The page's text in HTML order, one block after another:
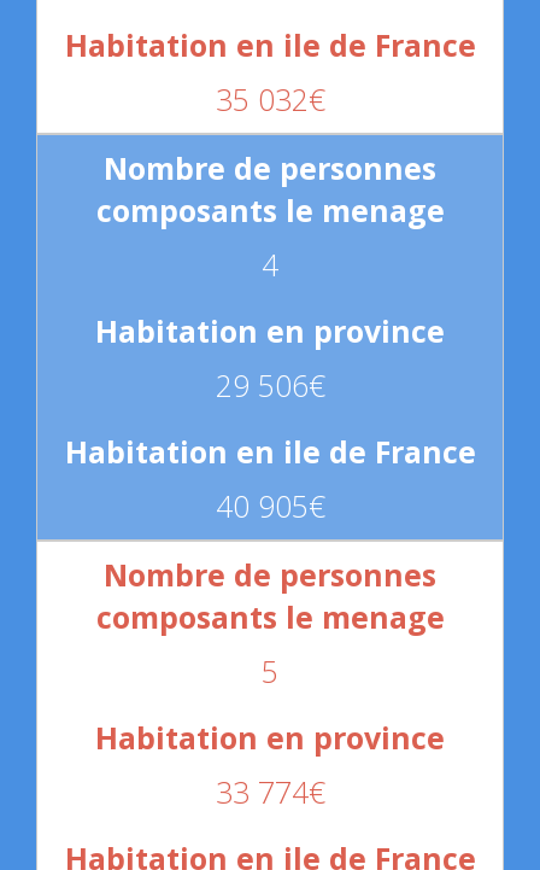
35 032€
4
29 506€
40 905€
5
33 774€